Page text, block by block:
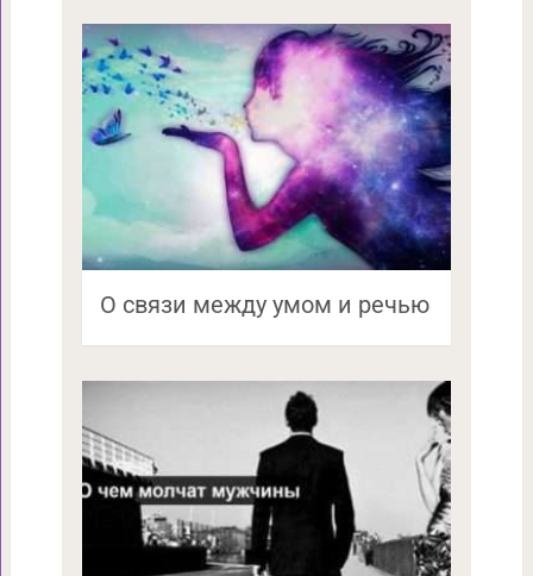
О связи между умом и речью